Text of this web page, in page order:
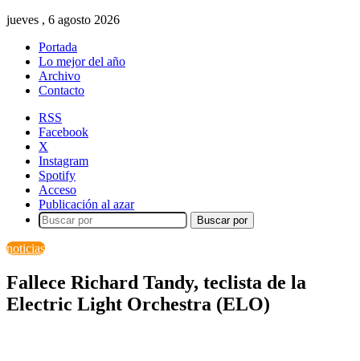
jueves , 6 agosto 2026
Portada
Lo mejor del año
Archivo
Contacto
RSS
Facebook
X
Instagram
Spotify
Acceso
Publicación al azar
Buscar por
noticias
Fallece Richard Tandy, teclista de la
Electric Light Orchestra (ELO)